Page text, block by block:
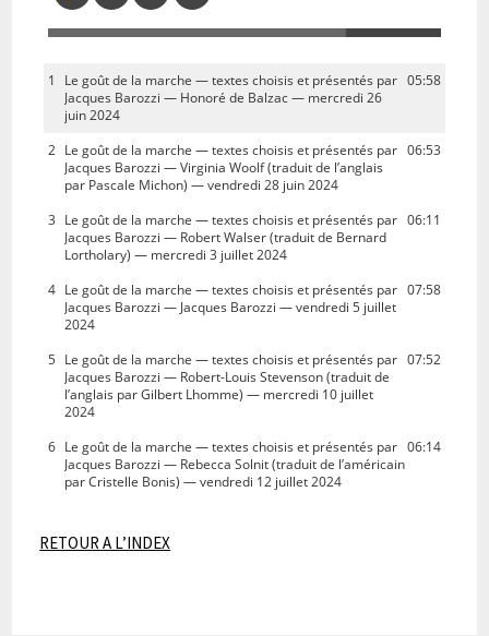
1 05:58
Le goût de la marche — textes choisis et présentés par
Jacques Barozzi — Honoré de Balzac — mercredi 26
juin 2024
2
06:53
Le goût de la marche — textes choisis et présentés par
Jacques Barozzi — Virginia Woolf (traduit de l’anglais
par Pascale Michon) — vendredi 28 juin 2024
3
06:11
Le goût de la marche — textes choisis et présentés par
Jacques Barozzi — Robert Walser (traduit de Bernard
Lortholary) — mercredi 3 juillet 2024
4
07:58
Le goût de la marche — textes choisis et présentés par
Jacques Barozzi — Jacques Barozzi — vendredi 5 juillet
2024
5
07:52
Le goût de la marche — textes choisis et présentés par
Jacques Barozzi — Robert-Louis Stevenson (traduit de
l’anglais par Gilbert Lhomme) — mercredi 10 juillet
2024
6
06:14
Le goût de la marche — textes choisis et présentés par
Jacques Barozzi — Rebecca Solnit (traduit de l’américain
par Cristelle Bonis) — vendredi 12 juillet 2024
RETOUR A L’INDEX